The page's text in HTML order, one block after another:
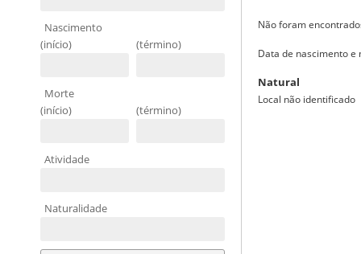
Nascimento
(início)
(término)
Morte
(início)
(término)
Atividade
Naturalidade
Não foram
Data de nascimento
Natural
Local não identificado